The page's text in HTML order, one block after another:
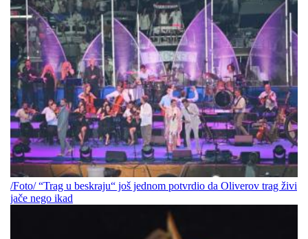
/Foto/ “Trag u beskraju“ još jednom potvrdio da Oliverov trag živi
jače nego ikad